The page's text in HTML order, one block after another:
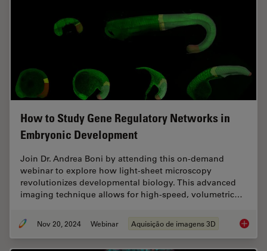
How to Study Gene Regulatory Networks in
Embryonic Development
Join Dr. Andrea Boni by attending this on-demand
webinar to explore how light-sheet microscopy
revolutionizes developmental biology. This advanced
imaging technique allows for high-speed, volumetric…
Nov 20, 2024 Webinar Aquisição de imagens 3D How to